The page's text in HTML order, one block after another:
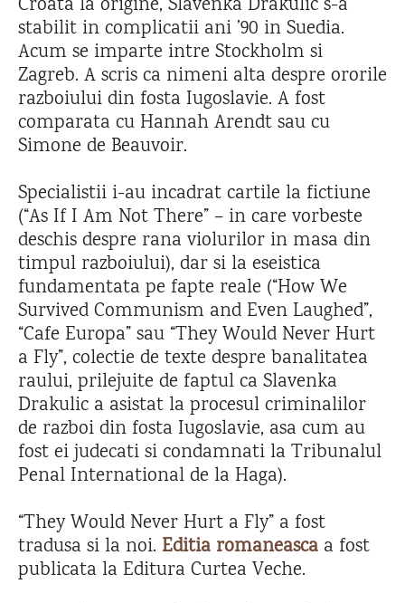
Croata la origine, Slavenka Drakulic s-a
stabilit in complicatii ani ’90 in Suedia.
Acum se imparte intre Stockholm si
Zagreb. A scris ca nimeni alta despre ororile
razboiului din fosta Iugoslavie. A fost
comparata cu Hannah Arendt sau cu
Simone de Beauvoir.
Specialistii i-au incadrat cartile la fictiune
(“As If I Am Not There” – in care vorbeste
deschis despre rana violurilor in masa din
timpul razboiului), dar si la eseistica
fundamentata pe fapte reale (“How We
Survived Communism and Even Laughed”,
“Cafe Europa” sau “They Would Never Hurt
a Fly”, colectie de texte despre banalitatea
raului, prilejuite de faptul ca Slavenka
Drakulic a asistat la procesul criminalilor
de razboi din fosta Iugoslavie, asa cum au
fost ei judecati si condamnati la Tribunalul
Penal International de la Haga).
“They Would Never Hurt a Fly” a fost
tradusa si la noi. Editia romaneasca a fost
publicata la Editura Curtea Veche.